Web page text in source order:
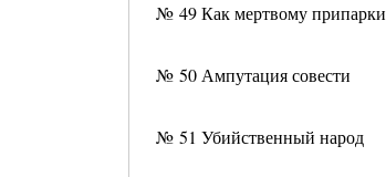
№ 49 Как мертвому припарки
№ 50 Ампутация совести
№ 51 Убийственный народ